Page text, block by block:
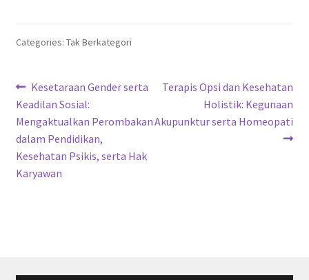
Categories: Tak Berkategori
Navigasi
pos
Previous
post:
Kesetaraan Gender serta
Keadilan Sosial:
Mengaktualkan Perombakan
dalam Pendidikan,
Kesehatan Psikis, serta Hak
Karyawan
Next
Terapis Opsi dan Kesehatan
Holistik: Kegunaan
Akupunktur serta Homeopati